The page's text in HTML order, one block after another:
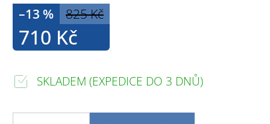
825 Kč
–13 %
710 Kč
SKLADEM (EXPEDICE DO 3 DNŮ)